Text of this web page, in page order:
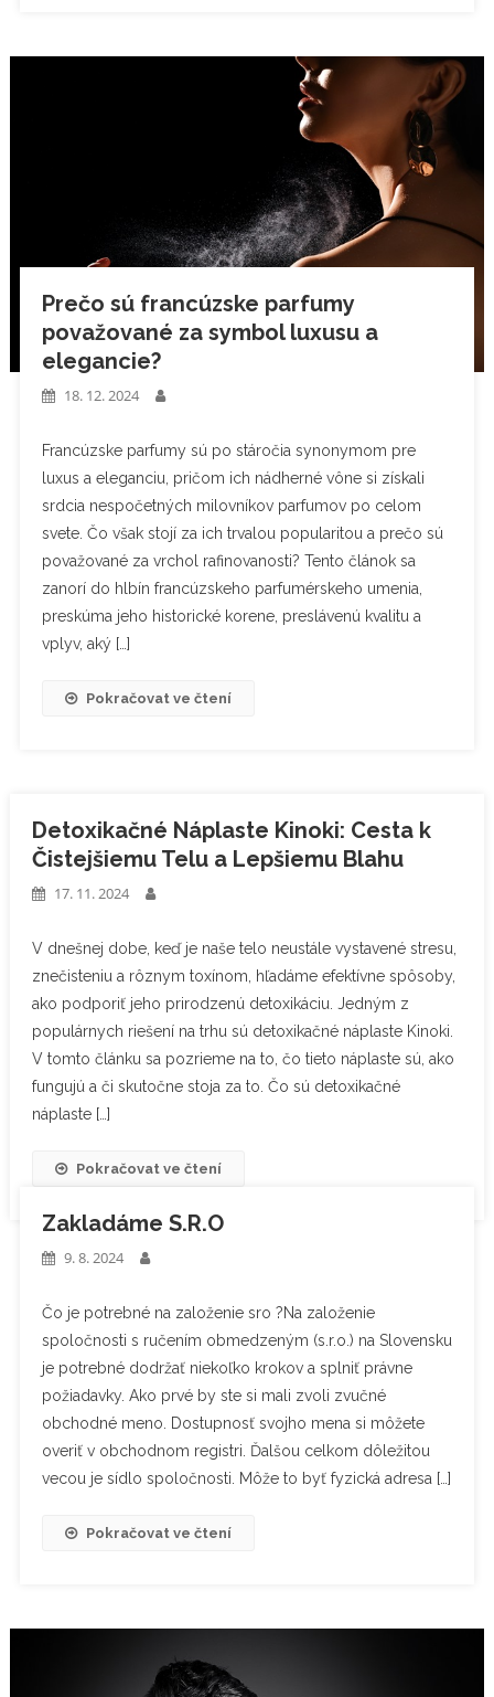
Prečo sú francúzske parfumy
považované za symbol luxusu a
elegancie?
18. 12. 2024
Francúzske parfumy sú po stáročia synonymom pre
luxus a eleganciu, pričom ich nádherné vône si získali
srdcia nespočetných milovníkov parfumov po celom
svete. Čo však stojí za ich trvalou popularitou a prečo sú
považované za vrchol rafinovanosti? Tento článok sa
zanorí do hlbín francúzskeho parfumérskeho umenia,
preskúma jeho historické korene, preslávenú kvalitu a
vplyv, aký […]
Pokračovat ve čtení
Detoxikačné Náplaste Kinoki: Cesta k
Čistejšiemu Telu a Lepšiemu Blahu
17. 11. 2024
V dnešnej dobe, keď je naše telo neustále vystavené stresu,
znečisteniu a rôznym toxínom, hľadáme efektívne spôsoby,
ako podporiť jeho prirodzenú detoxikáciu. Jedným z
populárnych riešení na trhu sú detoxikačné náplaste Kinoki.
V tomto článku sa pozrieme na to, čo tieto náplaste sú, ako
fungujú a či skutočne stoja za to. Čo sú detoxikačné
náplaste […]
Pokračovat ve čtení
Zakladáme S.R.O
9. 8. 2024
Čo je potrebné na založenie sro ?Na založenie
spoločnosti s ručením obmedzeným (s.r.o.) na Slovensku
je potrebné dodržať niekoľko krokov a splniť právne
požiadavky. Ako prvé by ste si mali zvoli zvučné
obchodné meno. Dostupnosť svojho mena si môžete
overiť v obchodnom registri. Ďalšou celkom dôležitou
vecou je sídlo spoločnosti. Môže to byť fyzická adresa […]
Pokračovat ve čtení